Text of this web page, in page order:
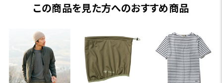
この商品を見た方へのおすすめ商品